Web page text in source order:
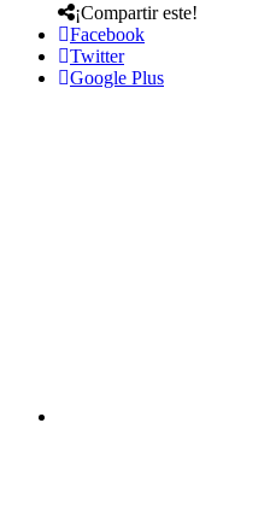
¡Compartir este!
Facebook
Twitter
Google Plus